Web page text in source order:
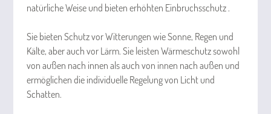
natürliche Weise und bieten erhöhten Einbruchsschutz .
Sie bieten Schutz vor Witterungen wie Sonne, Regen und
Kälte, aber auch vor Lärm. Sie leisten Wärmeschutz sowohl
von außen nach innen als auch von innen nach außen und
ermöglichen die individuelle Regelung von Licht und
Schatten.